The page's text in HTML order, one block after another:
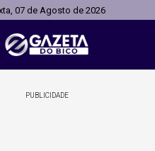
07 de Agosto de 2026
PUBLICIDADE